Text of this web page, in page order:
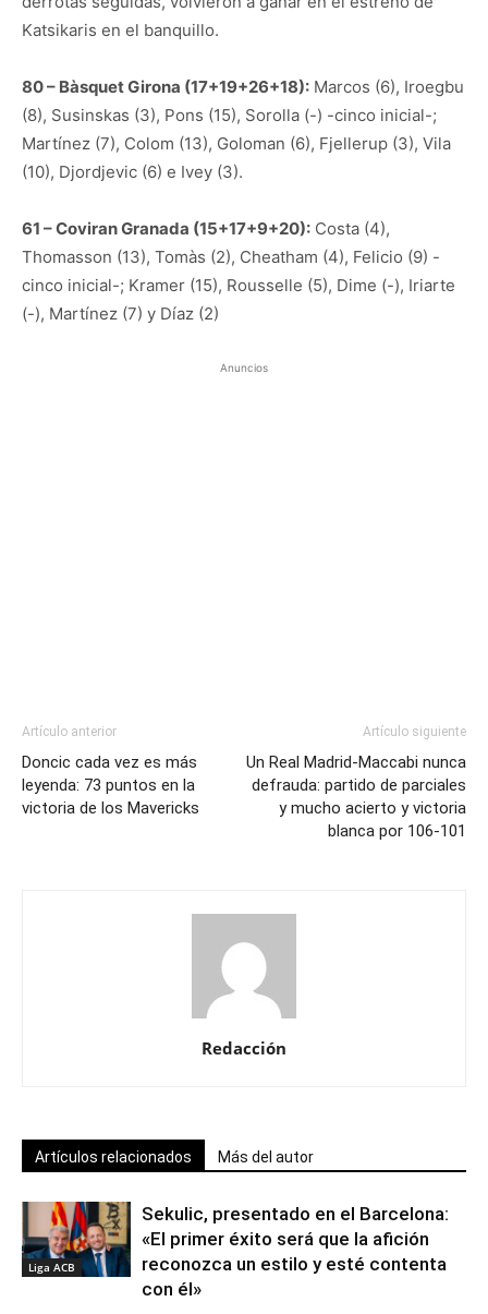
Katsikaris en el banquillo.
80 – Bàsquet Girona (17+19+26+18): Marcos (6), Iroegbu
(8), Susinskas (3), Pons (15), Sorolla (-) -cinco inicial-;
Martínez (7), Colom (13), Goloman (6), Fjellerup (3), Vila
(10), Djordjevic (6) e Ivey (3).
61 – Coviran Granada (15+17+9+20): Costa (4),
Thomasson (13), Tomàs (2), Cheatham (4), Felicio (9) -
cinco inicial-; Kramer (15), Rousselle (5), Dime (-), Iriarte
(-), Martínez (7) y Díaz (2)
Anuncios
Artículo anterior
Doncic cada vez es más
leyenda: 73 puntos en la
victoria de los Mavericks
Artículo siguiente
Un Real Madrid-Maccabi nunca
defrauda: partido de parciales
y mucho acierto y victoria
blanca por 106-101
Redacción
Artículos relacionados Más del autor
Liga ACB
Sekulic, presentado en el Barcelona:
«El primer éxito será que la afición
reconozca un estilo y esté contenta
con él»